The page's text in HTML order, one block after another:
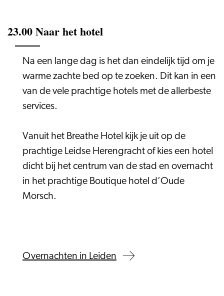
23.00 Naar het hotel
Na een lange dag is het dan eindelijk tijd om je
warme zachte bed op te zoeken. Dit kan in een
van de vele prachtige hotels met de allerbeste
services.
Vanuit het Breathe Hotel kijk je uit op de
prachtige Leidse Herengracht of kies een hotel
dicht bij het centrum van de stad en overnacht
in het prachtige Boutique hotel d’Oude
Morsch.
Overnachten in Leiden